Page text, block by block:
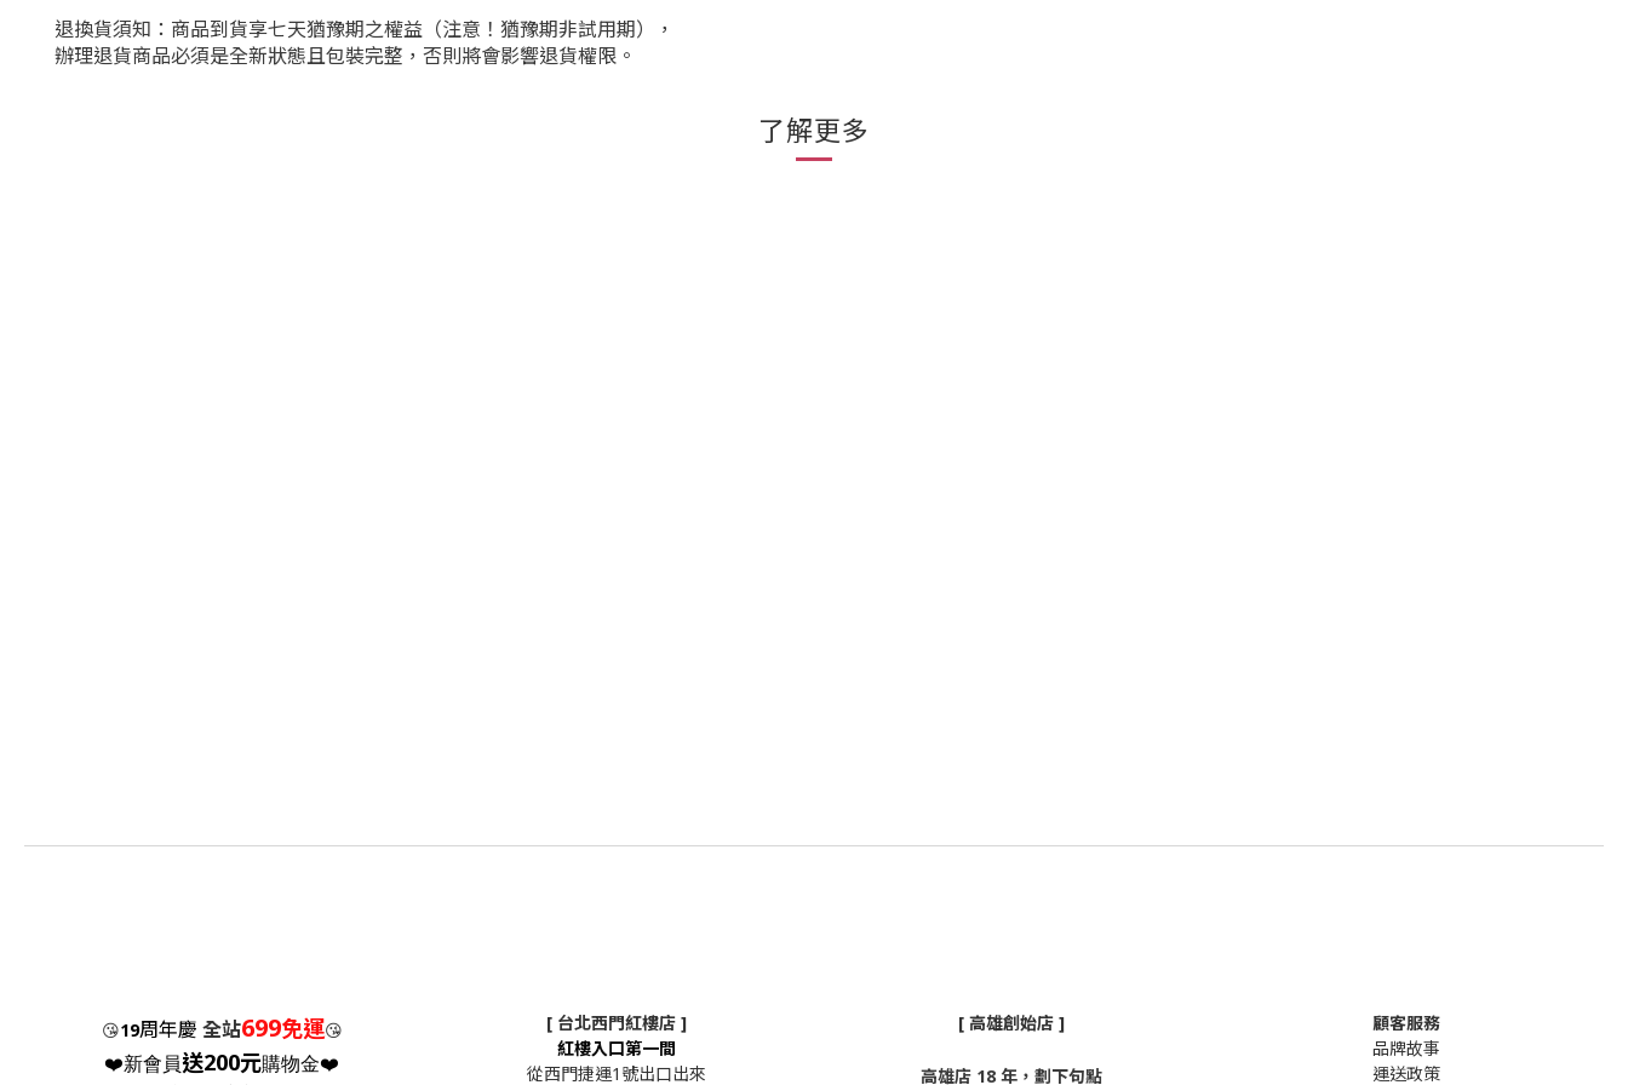
退換貨須知：商品到貨享七天猶豫期之權益（注意！猶豫期非試用期），
辦理退貨商品必須是全新狀態且包裝完整，否則將會影響退貨權限。
了解更多
😘19周年慶 全站699免運😘
❤️新會員送200元購物金❤️
[ 台北西門紅樓店 ]
紅樓入口第一間
從西門捷運1號出口出來
[ 高雄創始店 ]
高雄店 18 年，劃下句點
顧客服務
品牌故事
運送政策